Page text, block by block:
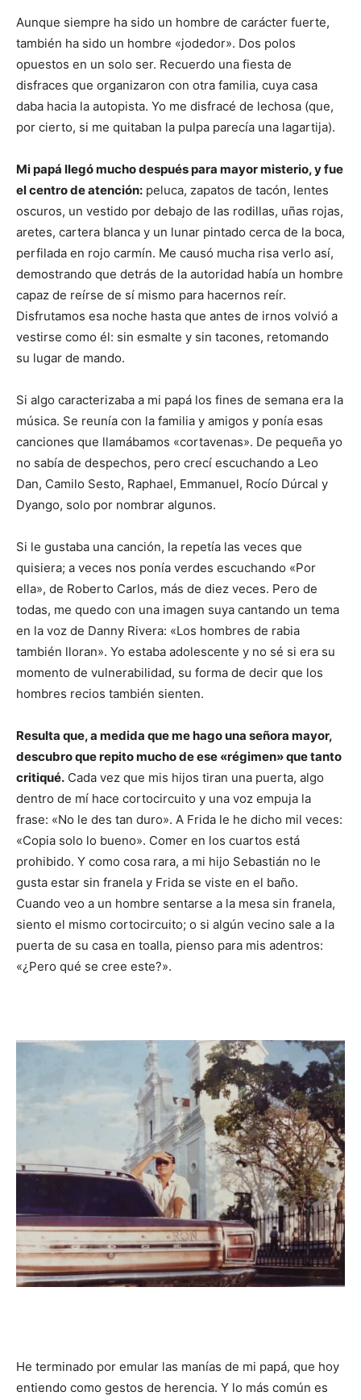
Aunque siempre ha sido un hombre de carácter fuerte,
también ha sido un hombre «jodedor». Dos polos
opuestos en un solo ser. Recuerdo una fiesta de
disfraces que organizaron con otra familia, cuya casa
daba hacia la autopista. Yo me disfracé de lechosa (que,
por cierto, si me quitaban la pulpa parecía una lagartija).
Mi papá llegó mucho después para mayor misterio, y fue
el centro de atención: peluca, zapatos de tacón, lentes
oscuros, un vestido por debajo de las rodillas, uñas rojas,
aretes, cartera blanca y un lunar pintado cerca de la boca,
perfilada en rojo carmín. Me causó mucha risa verlo así,
demostrando que detrás de la autoridad había un hombre
capaz de reírse de sí mismo para hacernos reír.
Disfrutamos esa noche hasta que antes de irnos volvió a
vestirse como él: sin esmalte y sin tacones, retomando
su lugar de mando.
Si algo caracterizaba a mi papá los fines de semana era la
música. Se reunía con la familia y amigos y ponía esas
canciones que llamábamos «cortavenas». De pequeña yo
no sabía de despechos, pero crecí escuchando a Leo
Dan, Camilo Sesto, Raphael, Emmanuel, Rocío Dúrcal y
Dyango, solo por nombrar algunos.
Si le gustaba una canción, la repetía las veces que
quisiera; a veces nos ponía verdes escuchando «Por
ella», de Roberto Carlos, más de diez veces. Pero de
todas, me quedo con una imagen suya cantando un tema
en la voz de Danny Rivera: «Los hombres de rabia
también lloran». Yo estaba adolescente y no sé si era su
momento de vulnerabilidad, su forma de decir que los
hombres recios también sienten.
Resulta que, a medida que me hago una señora mayor,
descubro que repito mucho de ese «régimen» que tanto
critiqué. Cada vez que mis hijos tiran una puerta, algo
dentro de mí hace cortocircuito y una voz empuja la
frase: «No le des tan duro». A Frida le he dicho mil veces:
«Copia solo lo bueno». Comer en los cuartos está
prohibido. Y como cosa rara, a mi hijo Sebastián no le
gusta estar sin franela y Frida se viste en el baño.
Cuando veo a un hombre sentarse a la mesa sin franela,
siento el mismo cortocircuito; o si algún vecino sale a la
puerta de su casa en toalla, pienso para mis adentros:
«¿Pero qué se cree este?».
He terminado por emular las manías de mi papá, que hoy
entiendo como gestos de herencia. Y lo más común es